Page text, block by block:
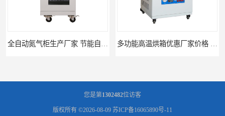
全自动氮气柜生产厂家 节能自制氮气柜优质供应 多功能高温烘箱优惠厂家价格 高温干燥箱供应直销
您是第1302482位访客
版权所有 ©2026-08-09 苏ICP备16065890号-11